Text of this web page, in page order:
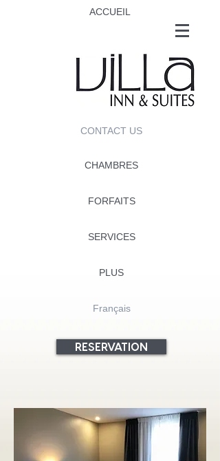
ACCUEIL
CONTACT US
CHAMBRES
FORFAITS
SERVICES
PLUS
Français
RESERVATION